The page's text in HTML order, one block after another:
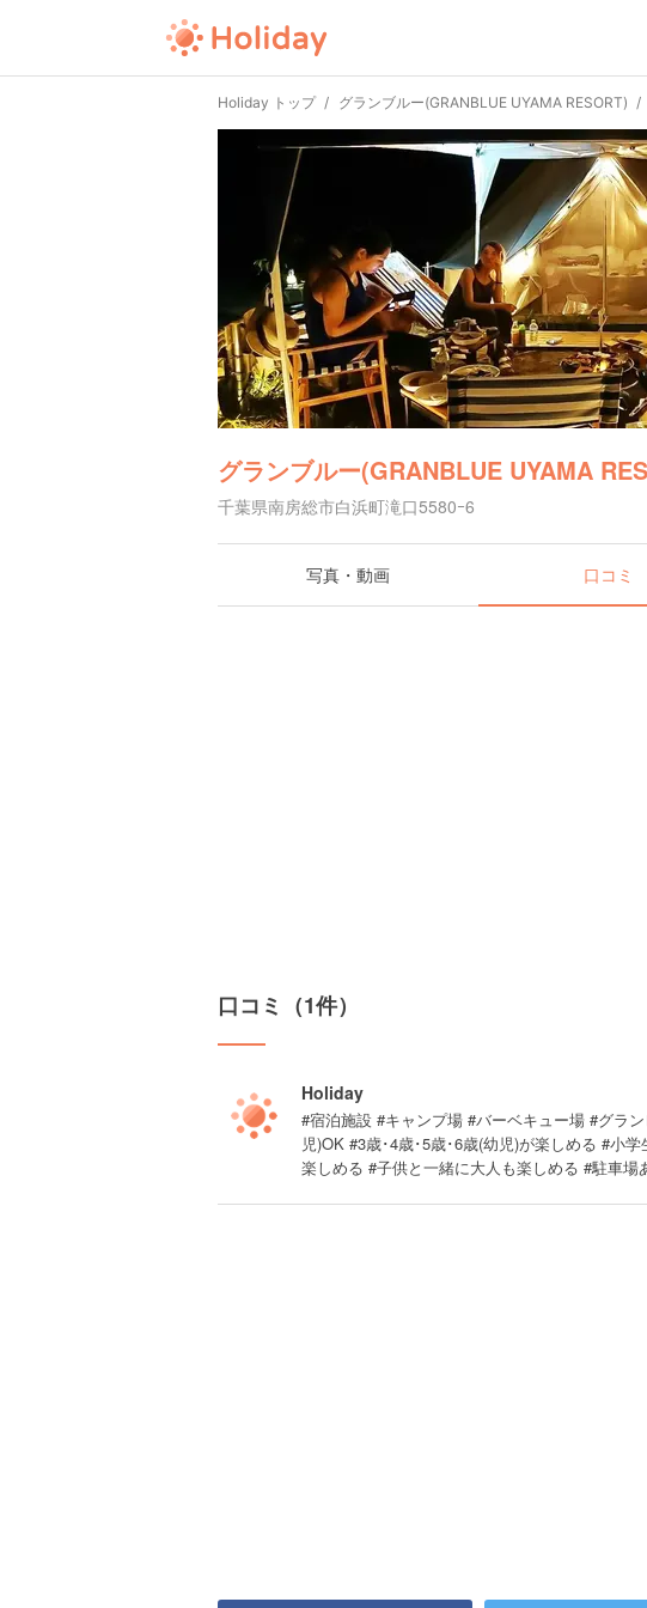
Holiday トップ グランブルー(GRANBLUE UYAMA RESORT)
グランブルー(GRANBLUE UYAMA
千葉県南房総市白浜町滝口5580ｰ6
写真・動画 口コミ
口コミ（1件）
Holiday
#宿泊施設 #キャンプ場 #バーベキュー場 #グラ
児)OK #3歳･4歳･5歳･6歳(幼児)が楽しめる #小
楽しめる #子供と一緒に大人も楽しめる #駐車